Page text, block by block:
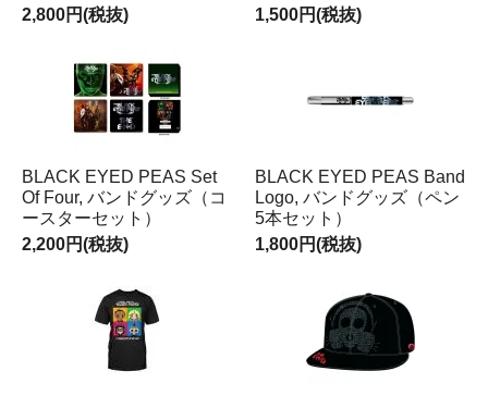
2,800円(税抜)
1,500円(税抜)
BLACK EYED PEAS Set
Of Four, バンドグッズ（コ
ースターセット）
2,200円(税抜)
BLACK EYED PEAS Band
Logo, バンドグッズ（ペン
5本セット）
1,800円(税抜)